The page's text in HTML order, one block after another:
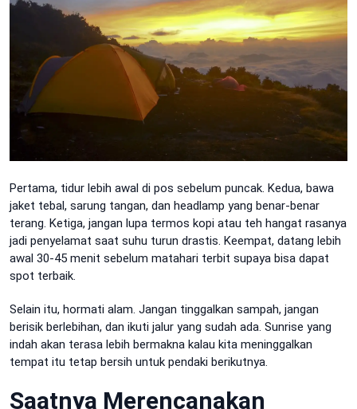
Pertama, tidur lebih awal di pos sebelum puncak. Kedua, bawa
jaket tebal, sarung tangan, dan headlamp yang benar-benar
terang. Ketiga, jangan lupa termos kopi atau teh hangat rasanya
jadi penyelamat saat suhu turun drastis. Keempat, datang lebih
awal 30-45 menit sebelum matahari terbit supaya bisa dapat
spot terbaik.
Selain itu, hormati alam. Jangan tinggalkan sampah, jangan
berisik berlebihan, dan ikuti jalur yang sudah ada. Sunrise yang
indah akan terasa lebih bermakna kalau kita meninggalkan
tempat itu tetap bersih untuk pendaki berikutnya.
Saatnya Merencanakan